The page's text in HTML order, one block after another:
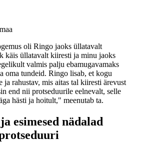
oli Ringo jaoks üllatavalt
käis üllatavalt kiiresti ja minu jaoks
valmis palju ebamugavamaks
oma tundeid. Ringo lisab, et kogu
ja rahustav, mis aitas tal kiiresti ärevust
end nii protseduurile eelnevalt, selle
hästi ja hoitult," meenutab ta.
esimesed nädalad